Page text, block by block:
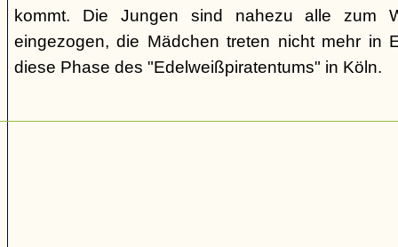
kommt. Die Jungen sind nahezu alle zum
eingezogen, die Mädchen treten nicht mehr in
diese Phase des "Edelweißpiratentums" in Köln.